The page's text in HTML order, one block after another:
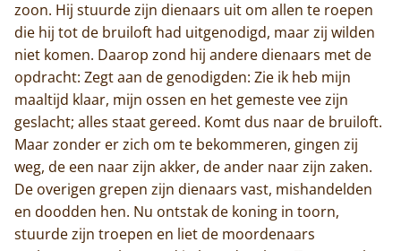
zoon. Hij stuurde zijn dienaars uit om allen te roepen
die hij tot de bruiloft had uitgenodigd, maar zij wilden
niet komen. Daarop zond hij andere dienaars met de
opdracht: Zegt aan de genodigden: Zie ik heb mijn
maaltijd klaar, mijn ossen en het gemeste vee zijn
geslacht; alles staat gereed. Komt dus naar de bruiloft.
Maar zonder er zich om te bekommeren, gingen zij
weg, de een naar zijn akker, de ander naar zijn zaken.
De overigen grepen zijn dienaars vast, mishandelden
en doodden hen. Nu ontstak de koning in toorn,
stuurde zijn troepen en liet de moordenaars